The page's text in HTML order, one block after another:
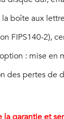
boîte aux
FIPS140-2),
: mise en
des pertes de